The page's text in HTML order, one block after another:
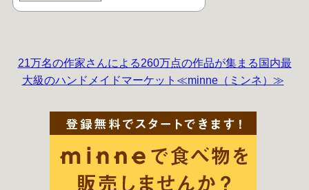
21万名の作家さんによる260万点の作品が集まる国内最
大級のハンドメイドマーケット≪minne（ミンネ）≫